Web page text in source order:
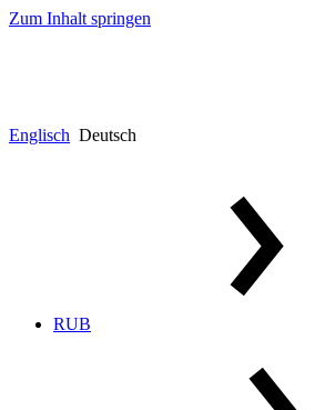
Zum Inhalt springen
Englisch Deutsch
RUB